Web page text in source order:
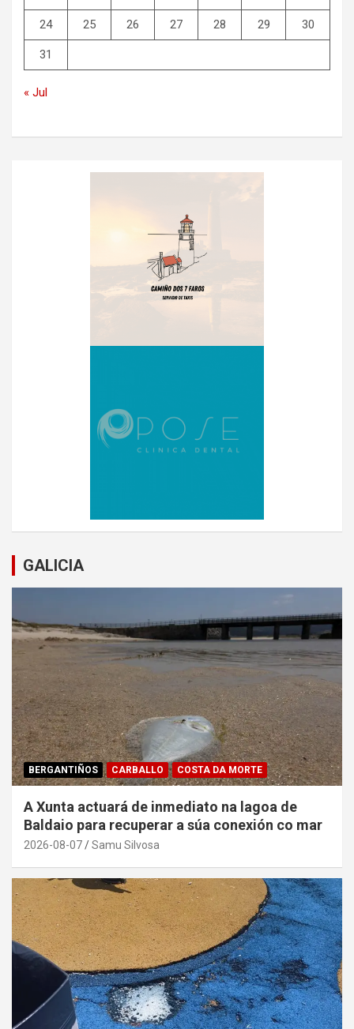
24 25 26 27 28 29 30
31
« Jul
GALICIA
BERGANTIÑOS CARBALLO COSTA DA MORTE
A Xunta actuará de inmediato na lagoa de
Baldaio para recuperar a súa conexión co mar
2026-08-07 Samu Silvosa